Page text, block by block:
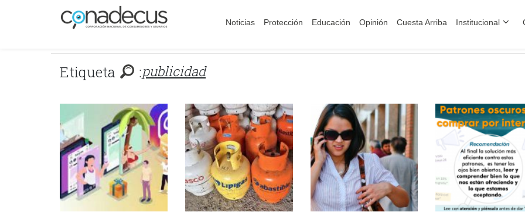
Noticias Protección Educación Opinión Cuesta Arriba Institucional
Etiqueta :publicidad